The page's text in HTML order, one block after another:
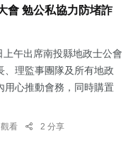
會 勉公私協力防堵詐
上午出席南投縣地政士公會
、理監事團隊及所有地政
用心推動會務，同時購置
看 2 分享